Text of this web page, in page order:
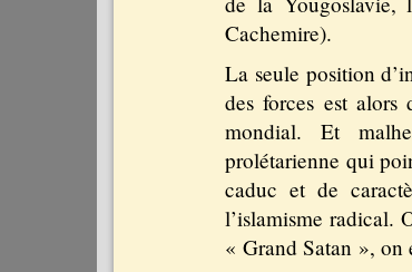
Cachemire).
La seule position
des forces est alors
mondial. Et
prolétarienne qui
caduc et de
l’islamisme radical.
« Grand Satan », on